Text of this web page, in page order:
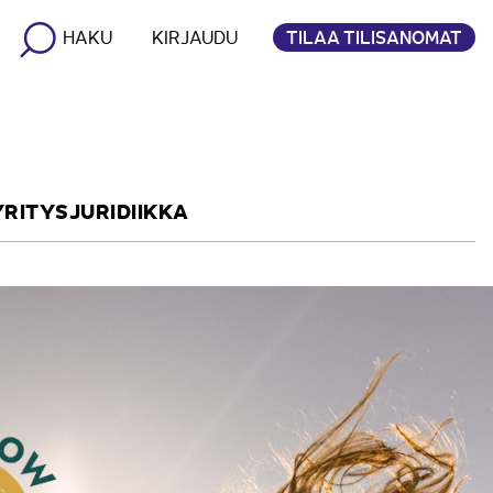
HAKU KIRJAUDU TILAA TILISANOMAT